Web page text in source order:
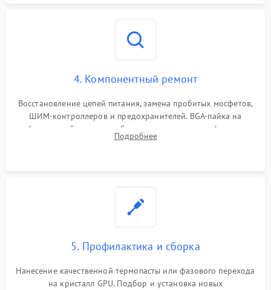
4. Компонентный ремонт
Восстановление цепей питания, замена пробитых мосфетов,
ШИМ-контроллеров и предохранителей. BGA-пайка на
инфракрасной станции реболлинг или замена графического
чипа и дефектной памяти GDDR. Прошивка BIOS
Подробнее
5. Профилактика и сборка
Нанесение качественной термопасты или фазового перехода
на кристалл GPU. Подбор и установка новых